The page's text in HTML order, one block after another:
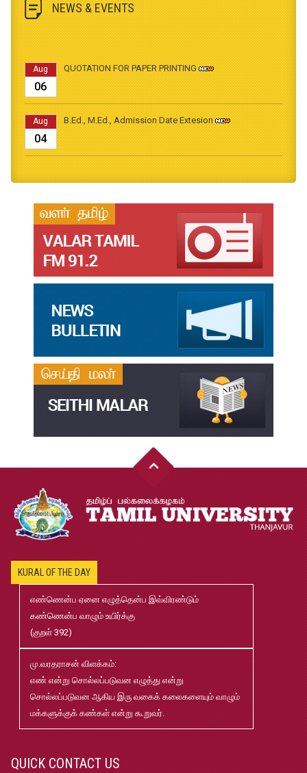
NEWS & EVENTS
Aug
06
QUOTATION FOR PAPER PRINTING
Aug
04
B.Ed., M.Ed., Admission Date Extesion
Jul
31
தமிழ்க்கலை – தமிழியல் காலாண்டு ஆய்விதழ் - 2026
Jul
31
தமிழ்க்கலை – தமிழியல் காலாண்டு ஆய்விதழ் – 2025
Jul
31
தமிழ்க்கலை – தமிழியல் காலாண்டு ஆய்விதழ் – 2024
Jul
31
தமிழ்க்கலை – தமிழியல் காலாண்டு ஆய்விதழ் – 2023
Jul தமிழ்க்கலை – தமிழியல் காலாண்டு ஆய்விதழ் – 2022
இளங்கலை முதுகலை தேர்வு முடிவுகள் 2026
Jul
20
முதுநிலை-பட்டயம்-தேர்வு-முடிவுகள்-மே2026
Jul
20
முனைவர்பட்டப்-பயிற்சிப்-பணித்-தேர்வு-முடிவுகள்-மே2026
Jun
02
2026-2027 B.Ed., M.Ed., Application
Jun
02
B.Ed and M.Ed Admission Prospectus 2026-27
May
22
மரங்கள் ஏலம் விடுதல்
May
15
Robert-Caldwell-Chair-Fellowship-Temporary-Basis
KURAL OF THE DAY
எண்ணென்ப ஏனை எழுத்தென்ப இவ்விரண்டும்
கண்ணென்ப வாழும் உயிர்க்கு
(குறள் 392)
மு.வரதராசன் விளக்கம்:
எண் என்று சொல்லப்படுவன எழுத்து என்று
சொல்லப்படுவன ஆகிய இரு வகைக் கலைகளையும் வாழும்
மக்களுக்குக் கண்கள் என்று கூறுவர்.
QUICK CONTACT US